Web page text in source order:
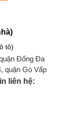
tô)
Đống Đa
quận Gò Vấp
liên hệ: